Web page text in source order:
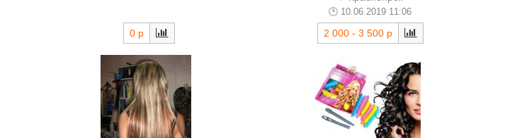
0 р
10.06.2019 11:06
2 000 - 3 500 р